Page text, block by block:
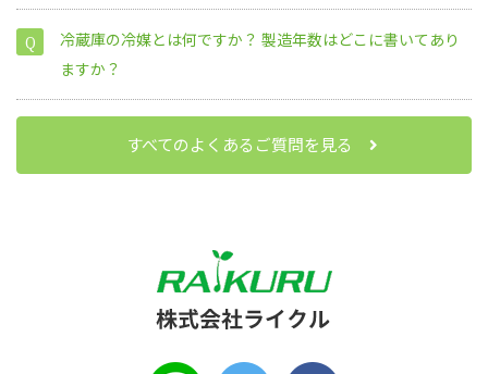
53.34cm 32cm
冷蔵庫の冷媒とは何ですか？ 製造年数はどこに書いてあり
ますか？
すべてのよくあるご質問を見る